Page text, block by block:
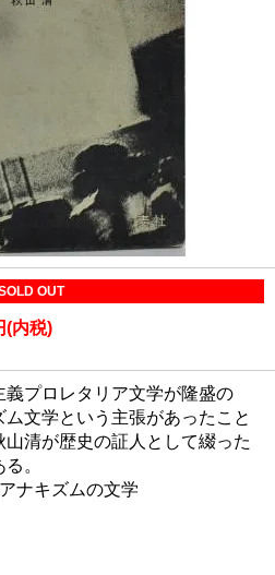
OUT
(内税)
プロレタリア文学が隆盛の
文学という主張があったこと
清が歴史の証人として綴った
。
ナキズムの文学